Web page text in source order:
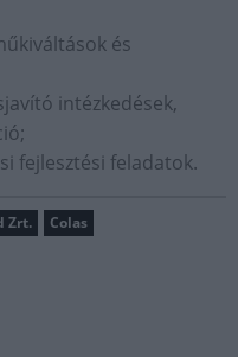
és
intézkedések,
fejlesztési feladatok.
Zrt. Colas